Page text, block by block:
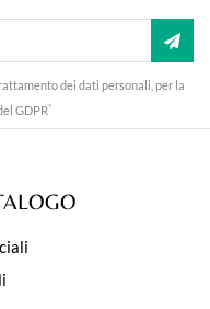
dei dati personali, per la
GDPR*